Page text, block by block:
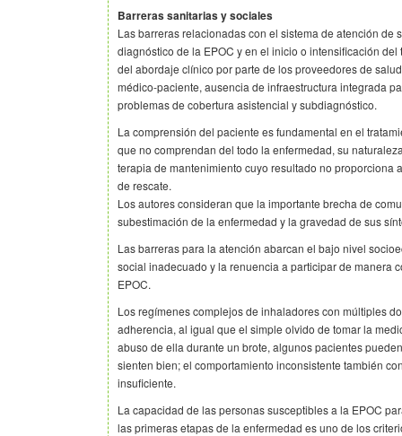
Barreras sanitarias y sociales
Las barreras relacionadas con el sistema de atención de
diagnóstico de la EPOC y en el inicio o intensificación
del abordaje clínico por parte de los proveedores de
médico-paciente, ausencia de infraestructura integrada
problemas de cobertura asistencial y subdiagnóstico.
La comprensión del paciente es fundamental en el
que no comprendan del todo la enfermedad, su
terapia de mantenimiento cuyo resultado no proporciona
de rescate.
Los autores consideran que la importante brecha de
subestimación de la enfermedad y la gravedad de sus
Las barreras para la atención abarcan el bajo nivel
social inadecuado y la renuencia a participar de manera
EPOC.
Los regímenes complejos de inhaladores con múltiples
adherencia, al igual que el simple olvido de tomar la
abuso de ella durante un brote, algunos pacientes
sienten bien; el comportamiento inconsistente también
insuficiente.
La capacidad de las personas susceptibles a la EPOC
las primeras etapas de la enfermedad es uno de los